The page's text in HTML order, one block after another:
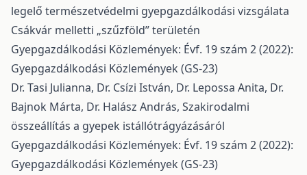
legelő természetvédelmi gyepgazdálkodási vizsgálata
Csákvár melletti „szűzföld” területén
Gyepgazdálkodási Közlemények: Évf. 19 szám 2 (2022):
Gyepgazdálkodási Közlemények (GS-23)
Dr. Tasi Julianna, Dr. Csízi István, Dr. Lepossa Anita, Dr.
Bajnok Márta, Dr. Halász András, Szakirodalmi
összeállítás a gyepek istállótrágyázásáról
Gyepgazdálkodási Közlemények: Évf. 19 szám 2 (2022):
Gyepgazdálkodási Közlemények (GS-23)